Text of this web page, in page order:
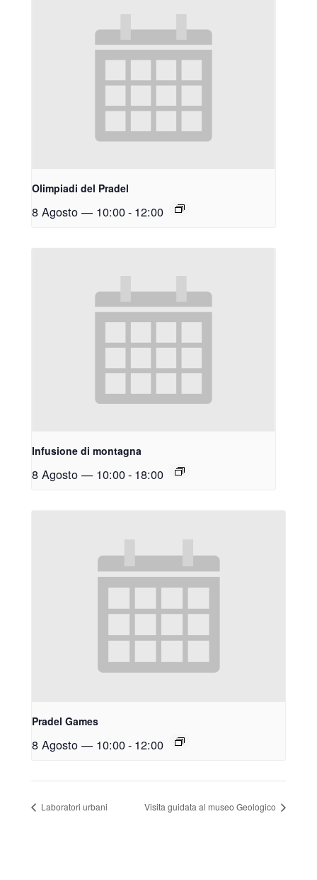
Olimpiadi del Pradel
8 Agosto — 10:00- 12:00
Infusione di montagna
8 Agosto — 10:00- 18:00
Pradel Games
8 Agosto — 10:00- 12:00
Laboratori urbani Visita guidata al museo Geologico